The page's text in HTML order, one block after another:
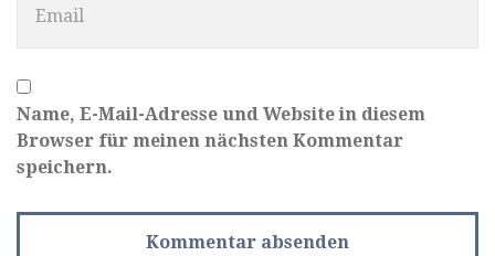
Name, E-Mail-Adresse und Website in diesem
Browser für meinen nächsten Kommentar
speichern.